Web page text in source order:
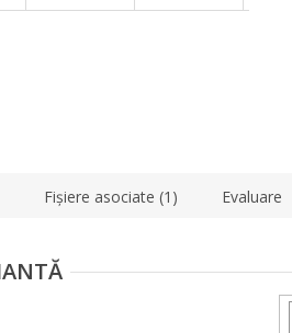
Fişiere asociate (1) Evaluare